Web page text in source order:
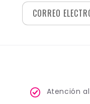
CORREO
Atención